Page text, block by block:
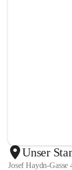
Unser
Josef Haydn-